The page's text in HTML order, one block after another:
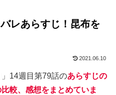
レあらすじ！昆布を
2021.06.10
14週目第79話のあらすじの
較、感想をまとめていま